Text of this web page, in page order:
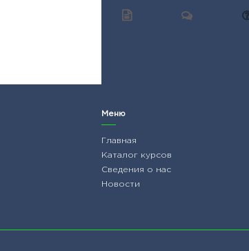
Меню
Главная
Каталог курсов
Сведения о нас
Новости